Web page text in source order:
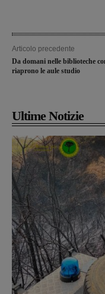
Articolo precedente
Da domani nelle biblioteche
riaprono le aule studio
Ultime Notizie